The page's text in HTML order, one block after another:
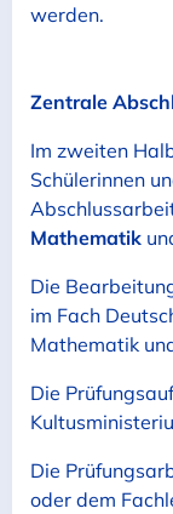
werden.
Zentrale
Im zweiten
Schülerinnen
Mathematik
Die
im Fach
Mathematik
Die
Die
oder dem